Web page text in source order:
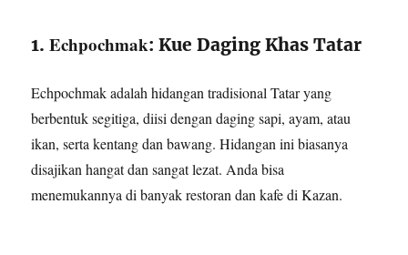
1.Echpochmak: Kue Daging Khas Tatar
Echpochmak adalah hidangan tradisional Tatar yang
berbentuk segitiga, diisi dengan daging sapi, ayam, atau
ikan, serta kentang dan bawang. Hidangan ini biasanya
disajikan hangat dan sangat lezat. Anda bisa
menemukannya di banyak restoran dan kafe di Kazan.